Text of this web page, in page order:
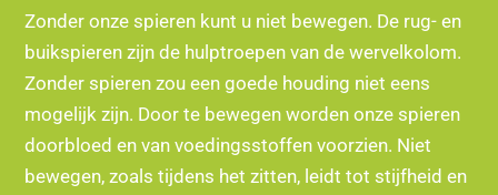
Zonder onze spieren kunt u niet bewegen. De rug- en
buikspieren zijn de hulptroepen van de wervelkolom.
Zonder spieren zou een goede houding niet eens
mogelijk zijn. Door te bewegen worden onze spieren
doorbloed en van voedingsstoffen voorzien. Niet
bewegen, zoals tijdens het zitten, leidt tot stijfheid en